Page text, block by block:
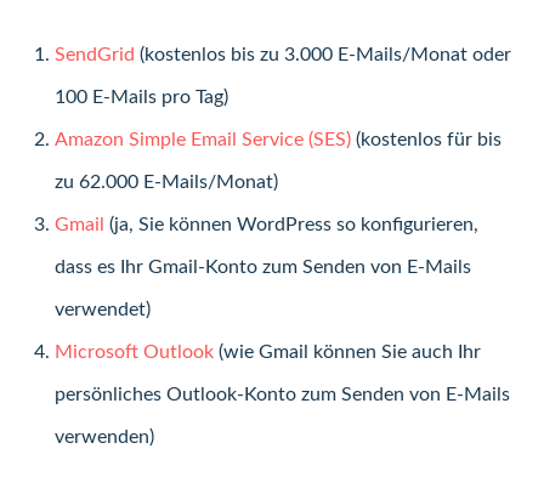
SendGrid (kostenlos bis zu 3.000 E-Mails/Monat oder
100 E-Mails pro Tag)
Amazon Simple Email Service (SES) (kostenlos für bis
zu 62.000 E-Mails/Monat)
Gmail (ja, Sie können WordPress so konfigurieren,
dass es Ihr Gmail-Konto zum Senden von E-Mails
verwendet)
Microsoft Outlook (wie Gmail können Sie auch Ihr
persönliches Outlook-Konto zum Senden von E-Mails
verwenden)